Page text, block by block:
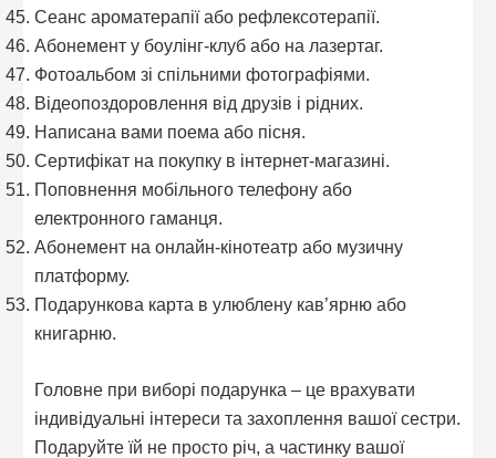
Сеанс ароматерапії або рефлексотерапії.
Абонемент у боулінг-клуб або на лазертаг.
Фотоальбом зі спільними фотографіями.
Відеопоздоровлення від друзів і рідних.
Написана вами поема або пісня.
Сертифікат на покупку в інтернет-магазині.
Поповнення мобільного телефону або
електронного гаманця.
Абонемент на онлайн-кінотеатр або музичну
платформу.
Подарункова карта в улюблену кав’ярню або
книгарню.
Головне при виборі подарунка – це врахувати
індивідуальні інтереси та захоплення вашої сестри.
Подаруйте їй не просто річ, а частинку вашої